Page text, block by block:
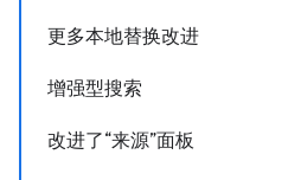
更多本地替换改进
增强型搜索
改进了“来源”面板